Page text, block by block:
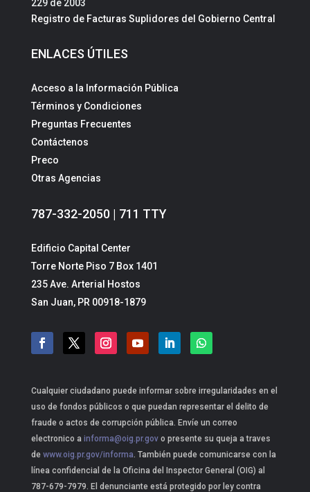
229 de 2003
Registro de Facturas Suplidores del Gobierno Central
ENLACES ÚTILES
Acceso a la Información Pública
Términos y Condiciones
Preguntas Frecuentes
Contáctenos
Preco
Otras Agencias
787-332-2050 | 711 TTY
Edificio Capital Center
Torre Norte Piso 7 Box 1401
235 Ave. Arterial Hostos
San Juan, PR 00918-1879
Cualquier ciudadano puede informar sobre irregularidades en el
uso de fondos públicos o que puedan representar el delito de
fraude o actos de corrupción pública. Envíe un correo
electronico a informa@oig.pr.govo presente su queja a traves
dewww.oig.pr.gov/informa. También puede comunicarse con la
línea confidencial de la Oficina del Inspector General (OIG) al
787-679-7979. El denunciante está protegido por ley contra